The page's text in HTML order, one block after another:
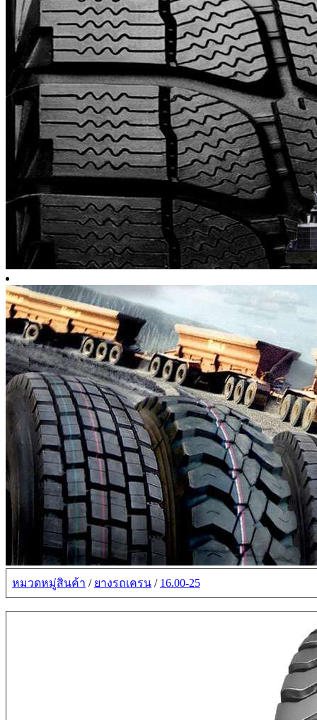
หมวดหมู่สินค้า / ยางรถเครน / 16.00-25